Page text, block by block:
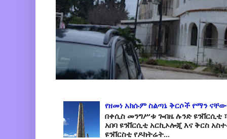
የዘመነ አክሱም ስልጣኔ ቅርሶች የማን
በቀሲስ መንግሥቱ ጐበዜ ሉንድ ዩንቨርሲቲ
አበባ ዩንቨርሲቲ አርኪኦሎጂ እና ቅርስ
ዩንቨርስቲ የዶክትሬት...